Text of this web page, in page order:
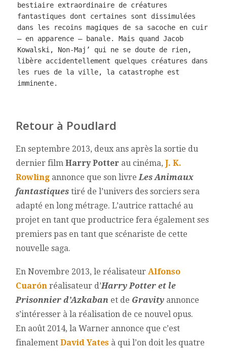
bestiaire extraordinaire de créatures
fantastiques dont certaines sont dissimulées
dans les recoins magiques de sa sacoche en cuir
– en apparence – banale. Mais quand Jacob
Kowalski, Non-Maj’ qui ne se doute de rien,
libère accidentellement quelques créatures dans
les rues de la ville, la catastrophe est
imminente.
Retour à Poudlard
En septembre 2013, deux ans après la sortie du
dernier filmHarry Potter au cinéma,J. K.
Rowling annonce que son livreLes Animaux
fantastiques tiré de l’univers des sorciers sera
adapté en long métrage. L’autrice rattaché au
projet en tant que productrice fera également ses
premiers pas en tant que scénariste de cette
nouvelle saga.
En Novembre 2013, le réalisateurAlfonso
Cuarón réalisateur d’Harry Potter et le
Prisonnier d’Azkaban et de Gravity annonce
s’intéresser à la réalisation de ce nouvel opus.
En août 2014, la Warner annonce que c’est
finalementDavid Yates à qui l’on doit les quatre